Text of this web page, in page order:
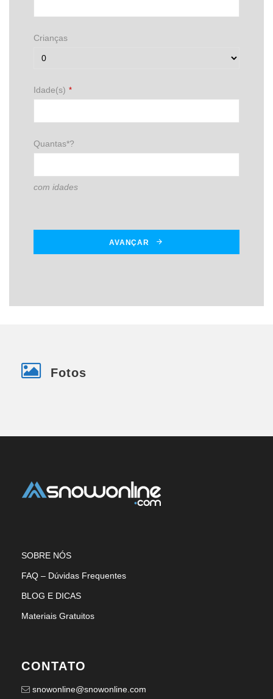
Crianças
Idade(s) *
Quantas*?
com idades
AVANÇAR
Fotos
SOBRE NÓS
FAQ – Dúvidas Frequentes
BLOG E DICAS
Materiais Gratuitos
CONTATO
snowonline@snowonline.com